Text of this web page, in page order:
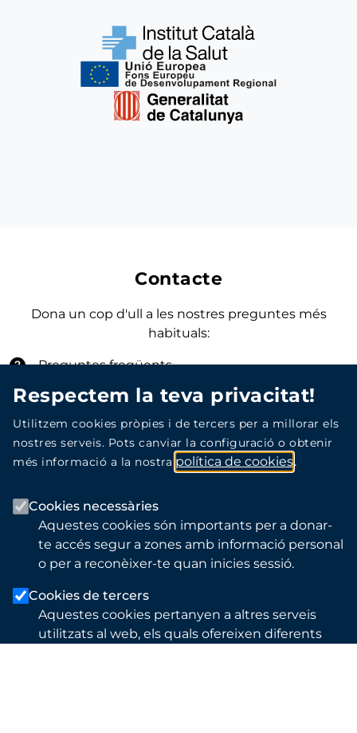
Respectem la teva privacitat!
Utilitzem cookies pròpies i de tercers per a millorar els
nostres serveis. Pots canviar la configuració o obtenir
més informació a la nostra política de cookies
Cookies necessàries
Aquestes cookies són importants per a donar-
te accés segur a zones amb informació personal
o per a reconèixer-te quan inicies sessió.
Cookies de tercers
Aquestes cookies pertanyen a altres serveis
utilitzats al web, els quals ofereixen diferents
Contacte
Dona un cop d'ull a les nostres preguntes més
habituals:
Preguntes freqüents
Contacteu amb nosaltres
Qui som
Hospital Trueta
Avís legal